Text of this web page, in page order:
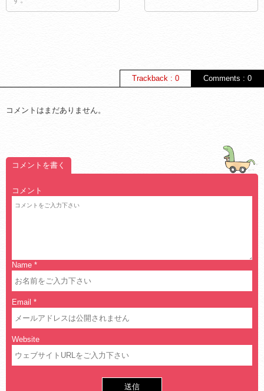
Comments : 0
Trackback : 0
コメントはまだありません。
コメントを書く
コメント
Name *
Email *
Website